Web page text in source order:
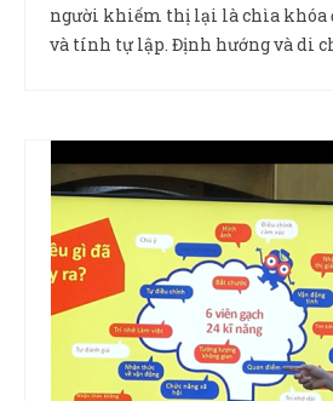
người khiếm thị lại là chìa khóa
và tính tự lập. Định hướng và di